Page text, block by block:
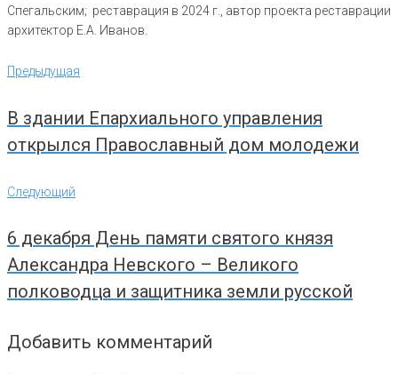
Спегальским; реставрация в 2024 г., автор проекта реставрации
архитектор Е.А. Иванов.
Навигация
по
Предыдущая
Предыдущая
В здании Епархиального управления
открылся Православный дом молодежи
Следующий
Следующий
6 декабря День памяти святого князя
Александра Невского – Великого
полководца и защитника земли русской
Добавить комментарий